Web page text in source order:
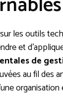
les outils
et
de
au fil des
organisation